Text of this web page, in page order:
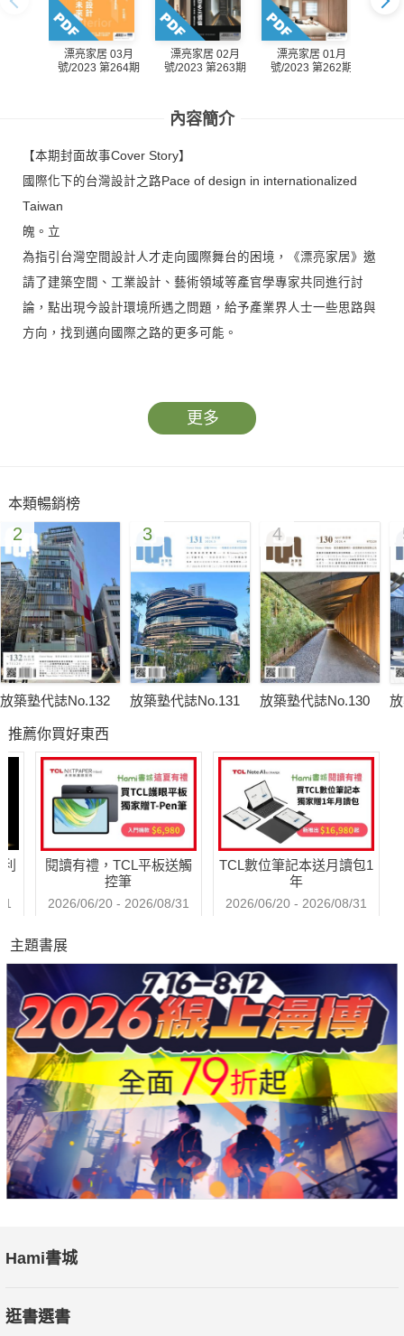
漂亮家居 03月
號/2023 第264期
漂亮家居 02月
號/2023 第263期
漂亮家居 01月
號/2023 第262期
內容簡介
【本期封面故事Cover Story】
國際化下的台灣設計之路Pace of design in internationalized
Taiwan
魄。立
為指引台灣空間設計人才走向國際舞台的困境，《漂亮家居》邀
請了建築空間、工業設計、藝術領域等產官學專家共同進行討
論，點出現今設計環境所遇之問題，給予產業界人士一些思路與
方向，找到邁向國際之路的更多可能。
◎Part2如何走向國際化－觀點篇 探討國內國際競圖、空間設計
性
．不斷挑戰自己，為未來設計儲存能量。劉培森建築師事務所
Ricky Liu & Associates
．想看到改變，那就從「做中學」。J.J. Pan & Partners潘冀聯
合建築師
．站上第一線，決定國際的遠近。J.C.ARCHITECTURE柏成設
計
．跨出熟悉領域，更開放性面對設計。趙牧桓室內設計研究室
MoHen Chao Design Assoc.
．人生用「刪去法」，更能堅持自己的路。朱志康空間規劃CHU
CHIH KANG SPACE DESIGN
TRENDS VISION DESIGN GUIDE
繁體中文第一空間設計媒體
【TRENDS】
◎Architecture 回收木料搭起的雕刻建築Art & Recycle
◎Space 清水模建築旅店The Art of Exposed Concrete
◎Bathroom 時尚與科技的融合Fashion & Technology
◎Furniture 形隨機能而生Form Follows Function
◎Lighting 大玩材質Play in Material
◎Material 互動式燈光外牆Light Creature
◎Technology 科技解決生活難題Tomorrow's Life
◎Audiovisual 無線視聽再進化Wireless Life Upgrade
◎Decoration 初秋好眠Sleep in Fall
◎Art 藝術盛事Artistic Great Event
◎Event 設計亮點Design Highlights
◎Event 傳承與創新Inheritance and Innovation
◎Exhibition MAISON & OBJET 2015巴黎傢具傢飾展
◎Masters 當代建築女王－Zaha Hadid
◎Crossover KEV Design Studio設計總監周育潤VS. 直學設計
更多
本類暢銷榜
2
放築塾代誌No.132
3
放築塾代誌No.131
4
放築塾代誌No.130
推薦你買好東西
閱讀有禮，TCL平板送觸
控筆
2026/06/20 - 2026/08/31
TCL數位筆記本送月讀包1
年
2026/06/20 - 2026/08/31
主題書展
Hami書城
逛書選書